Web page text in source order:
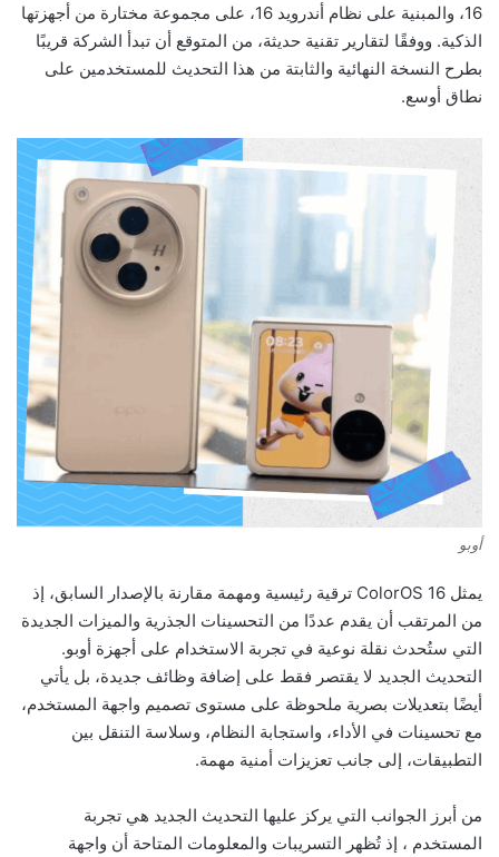
16، والمبنية على نظام أندرويد 16، على مجموعة مختارة من أجهزتها
الذكية. ووفقًا لتقارير تقنية حديثة، من المتوقع أن تبدأ الشركة قريبًا
بطرح النسخة النهائية والثابتة من هذا التحديث للمستخدمين على
نطاق أوسع.
أوبو
يمثل ColorOS 16 ترقية رئيسية ومهمة مقارنة بالإصدار السابق، إذ
من المرتقب أن يقدم عددًا من التحسينات الجذرية والميزات الجديدة
التي ستُحدث نقلة نوعية في تجربة الاستخدام على أجهزة أوبو.
التحديث الجديد لا يقتصر فقط على إضافة وظائف جديدة، بل يأتي
أيضًا بتعديلات بصرية ملحوظة على مستوى تصميم واجهة المستخدم،
مع تحسينات في الأداء، واستجابة النظام، وسلاسة التنقل بين
التطبيقات، إلى جانب تعزيزات أمنية مهمة.
من أبرز الجوانب التي يركز عليها التحديث الجديد هي تجربة
المستخدم ، إذ تُظهر التسريبات والمعلومات المتاحة أن واجهة